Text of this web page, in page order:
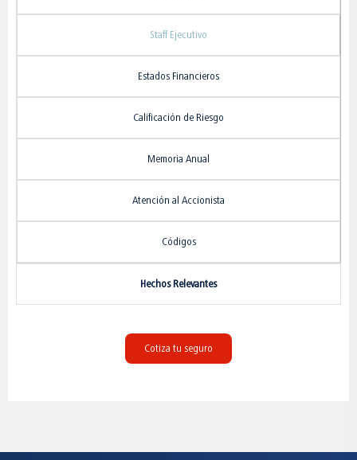
Staff Ejecutivo
Estados Financieros
Calificación de Riesgo
Memoria Anual
Atención al Accionista
Códigos
Hechos Relevantes
Cotiza tu seguro